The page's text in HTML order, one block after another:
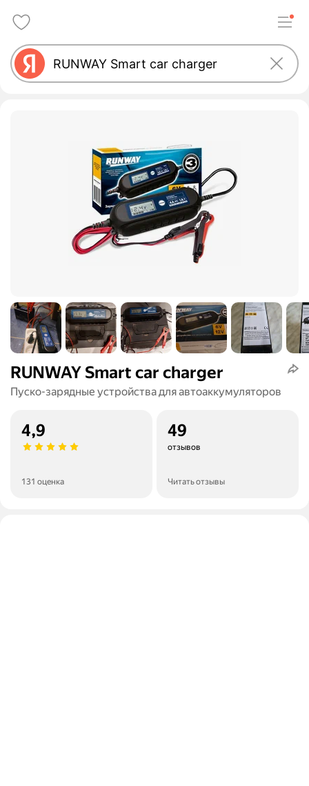
RUNWAY Smart car charger
Пуско-зарядные устройства для автоаккумуляторов
4,9
131 оценка
49
отзывов
Читать отзывы